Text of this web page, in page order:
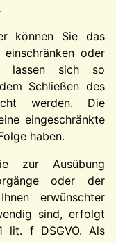
können Sie das
oder
lassen sich so
Schließen des
werden. Die
eingeschränkte
haben.
zur Ausübung
oder der
erwünschter
sind, erfolgt
lit. f DSGVO. Als